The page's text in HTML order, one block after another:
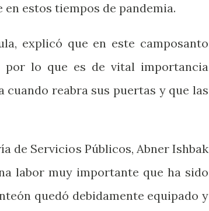
estos tiempos de pandemia.
explicó que en este camposanto
por lo que es de vital importancia
reabra sus puertas y que las
de Servicios Públicos, Abner Ishbak
labor muy importante que ha sido
quedó debidamente equipado y